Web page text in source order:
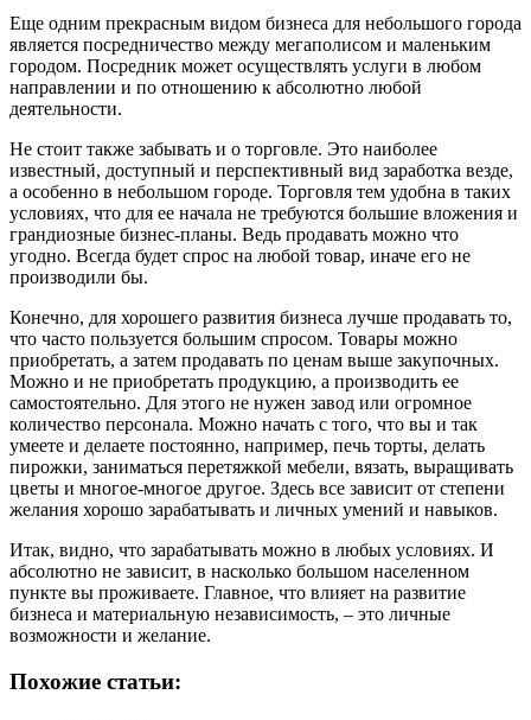
Еще одним прекрасным видом бизнеса для небольшого города
является посредничество между мегаполисом и маленьким
городом. Посредник может осуществлять услуги в любом
направлении и по отношению к абсолютно любой
деятельности.
Не стоит также забывать и о торговле. Это наиболее
известный, доступный и перспективный вид заработка везде,
а особенно в небольшом городе. Торговля тем удобна в таких
условиях, что для ее начала не требуются большие вложения и
грандиозные бизнес-планы. Ведь продавать можно что
угодно. Всегда будет спрос на любой товар, иначе его не
производили бы.
Конечно, для хорошего развития бизнеса лучше продавать то,
что часто пользуется большим спросом. Товары можно
приобретать, а затем продавать по ценам выше закупочных.
Можно и не приобретать продукцию, а производить ее
самостоятельно. Для этого не нужен завод или огромное
количество персонала. Можно начать с того, что вы и так
умеете и делаете постоянно, например, печь торты, делать
пирожки, заниматься перетяжкой мебели, вязать, выращивать
цветы и многое-многое другое. Здесь все зависит от степени
желания хорошо зарабатывать и личных умений и навыков.
Итак, видно, что зарабатывать можно в любых условиях. И
абсолютно не зависит, в насколько большом населенном
пункте вы проживаете. Главное, что влияет на развитие
бизнеса и материальную независимость, – это личные
возможности и желание.
Похожие статьи: